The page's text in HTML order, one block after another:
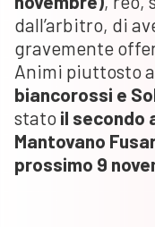
dall’arbitro, di
gravemente
Animi piuttosto
biancorossi e
stato il secondo
Mantovano
prossimo 9